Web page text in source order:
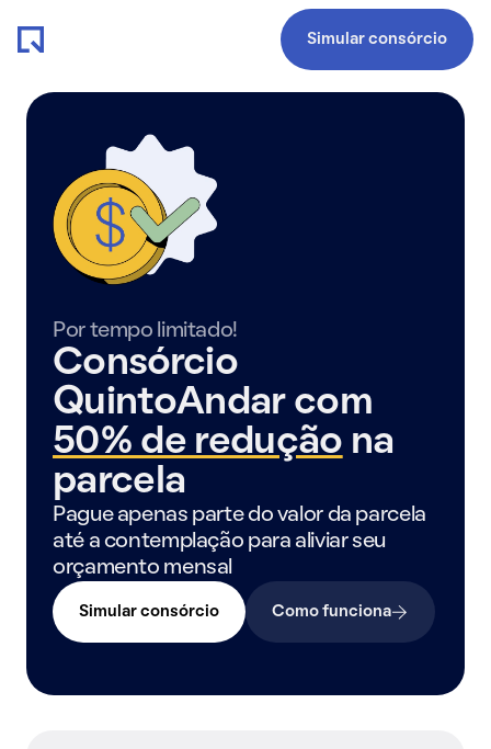
Simular consórcio
Por tempo limitado!
Consórcio
QuintoAndar com
50% de redução na
parcela
Pague apenas parte do valor da parcela
até a contemplação para aliviar seu
orçamento mensal
Simular consórcio Como funciona